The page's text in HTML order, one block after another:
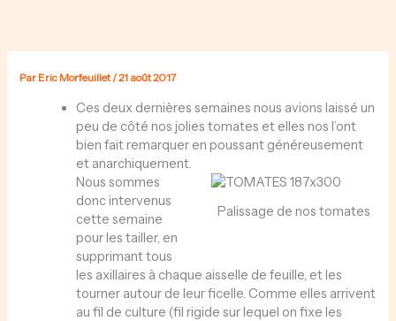
Par Eric Morfeuillet/21 août 2017
Ces deux dernières semaines nous avions laissé un
peu de côté nos jolies tomates et elles nos l’ont
bien fait remarquer en poussant généreusement
et anarchiquement.
Palissage de nos tomates
Nous sommes
donc intervenus
cette semaine
pour les tailler, en
supprimant tous
les axillaires à chaque aisselle de feuille, et les
tourner autour de leur ficelle. Comme elles arrivent
au fil de culture (fil rigide sur lequel on fixe les